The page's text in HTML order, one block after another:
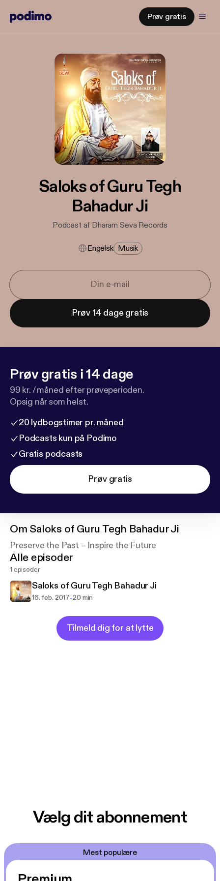
Prøv gratis
Saloks of Guru Tegh
Bahadur Ji
Podcast af Dharam Seva Records
Engelsk Musik
Prøv 14 dage gratis
Prøv gratis i 14 dage
99 kr. / måned efter prøveperioden.
Opsig når som helst.
20 lydbogstimer pr. måned
Podcasts kun på Podimo
Gratis podcasts
Prøv gratis
Om Saloks of Guru Tegh Bahadur Ji
Preserve the Past – Inspire the Future
Alle episoder
1 episoder
Saloks of Guru Tegh Bahadur Ji
16. feb. 2017-20 min
Tilmeld dig for at lytte
Vælg dit abonnement
Mest populære